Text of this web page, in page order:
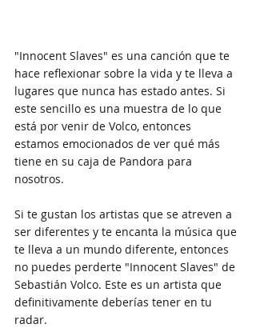
"Innocent Slaves" es una canción que te
hace reflexionar sobre la vida y te lleva a
lugares que nunca has estado antes. Si
este sencillo es una muestra de lo que
está por venir de Volco, entonces
estamos emocionados de ver qué más
tiene en su caja de Pandora para
nosotros.
Si te gustan los artistas que se atreven a
ser diferentes y te encanta la música que
te lleva a un mundo diferente, entonces
no puedes perderte "Innocent Slaves" de
Sebastián Volco. Este es un artista que
definitivamente deberías tener en tu
radar.